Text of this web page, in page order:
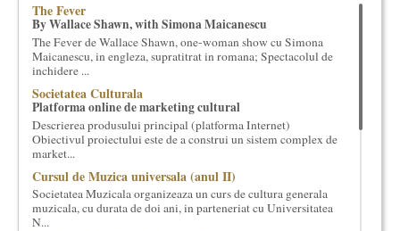
inceput cu muzica clasica - si de aici numele -, insa acum
dezvoltam proiecte si in alte domenii ale culturii.
Facem management cultural, dezvoltam si administram proiecte
cultural si consultanta. Organizam concursuri, concerte si
evenimente culturale, private sau publice, tinem cursuri de
cultura generala muzicala, teatrala, filosofica si de alte feluri.
Cuvinte in plus despre proiect, despre cei care il administreaza si
The Fever
By Wallace Shawn, with Simona Maicanescu
The Fever de Wallace Shawn, one-woman show cu Simona
Maicanescu, in engleza, supratitrat in romana; Spectacolul de
inchidere ...
Societatea Culturala
Platforma online de marketing cultural
Descrierea produsului principal (platforma Internet)
Obiectivul proiectului este de a construi un sistem complex de
market...
Cursul de Muzica universala (anul II)
Societatea Muzicala organizeaza un curs de cultura generala
muzicala, cu durata de doi ani, in parteneriat cu Universitatea
N...